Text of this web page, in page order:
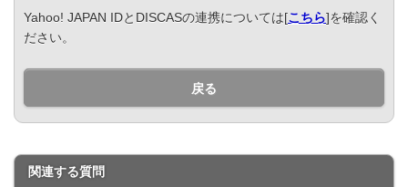
Yahoo! JAPAN IDとDISCASの連携については[こちら]を確認く
ださい。
戻る
関連する質問